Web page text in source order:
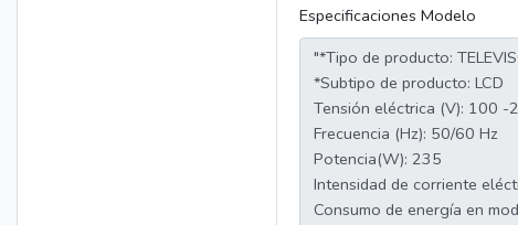
Especificaciones Modelo